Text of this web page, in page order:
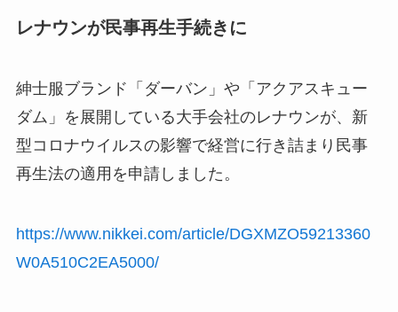
レナウンが民事再生手続きに
紳士服ブランド「ダーバン」や「アクアスキュー
ダム」を展開している大手会社のレナウンが、新
型コロナウイルスの影響で経営に行き詰まり民事
再生法の適用を申請しました。
https://www.nikkei.com/article/DGXMZO59213360
W0A510C2EA5000/